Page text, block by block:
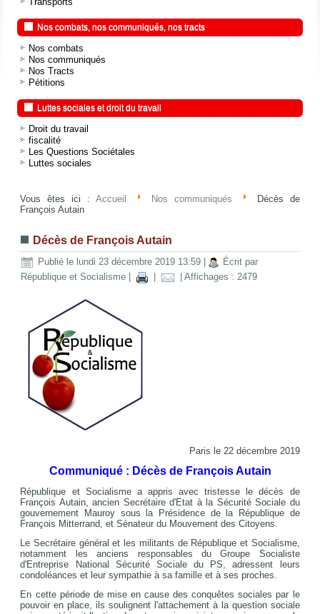
Nos combats, nos communiqués, nos tracts
Nos combats
Nos communiqués
Nos Tracts
Pétitions
Luttes sociales et droit du travail
Droit du travail
fiscalité
Les Questions Sociétales
Luttes sociales
Vous êtes ici :Accueil Nos communiqués
Décès de
François Autain
Décès de François Autain
Publié le lundi 23 décembre 2019 13:59
Écrit par
République et Socialisme
| Affichages : 2479
Paris le 22 décembre 2019
Communiqué : Décès de François Autain
République et Socialisme a appris avec tristesse le décès de
François Autain, ancien Secrétaire d'Etat à la Sécurité Sociale du
gouvernement Mauroy sous la Présidence de la République de
François Mitterrand, et Sénateur du Mouvement des Citoyens.
Le Secrétaire général et les militants de République et Socialisme,
notamment les anciens responsables du Groupe Socialiste
d'Entreprise National Sécurité Sociale du PS, adressent leurs
condoléances et leur sympathie à sa famille et à ses proches.
En cette période de mise en cause des conquêtes sociales par le
pouvoir en place, ils soulignent l'attachement à la question sociale